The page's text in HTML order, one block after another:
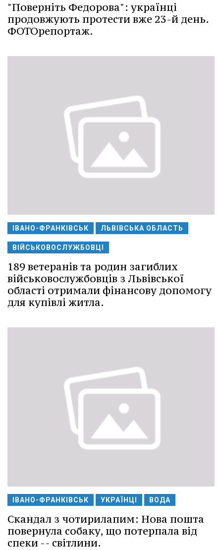
"Поверніть Федорова": українці
продовжують протести вже 23-й день.
ФОТОрепортаж.
ІВАНО-ФРАНКІВСЬК ЛЬВІВСЬКА ОБЛАСТЬ
ВІЙСЬКОВОСЛУЖБОВЦІ
189 ветеранів та родин загиблих
військовослужбовців з Львівської
області отримали фінансову допомогу
для купівлі житла.
ІВАНО-ФРАНКІВСЬК УКРАЇНЦІ ВОДА
Скандал з чотирилапим: Нова пошта
повернула собаку, що потерпала від
спеки -- світлини.